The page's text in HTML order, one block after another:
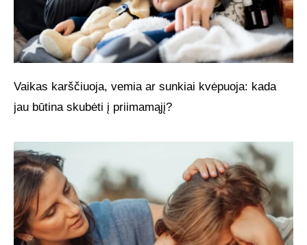
Vaikas karščiuoja, vemia ar sunkiai kvėpuoja: kada
jau būtina skubėti į priimamąjį?